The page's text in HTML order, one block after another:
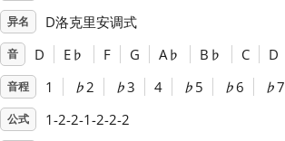
Español
异名 D洛克里安调式
音 D E ♭ F G A♭ B ♭ C D
音程 1 ♭2 ♭3 4 ♭ 5 ♭6 ♭7
公式 1-2-2-1-2-2-2